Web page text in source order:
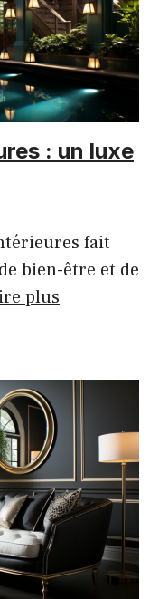
: un luxe
fait
bien-être et de
plus